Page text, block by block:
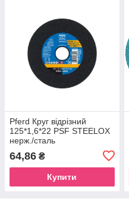
Pferd Круг відрізний
125*1,6*22 PSF STEELOX
нерж./сталь
64,86 ₴
Купити